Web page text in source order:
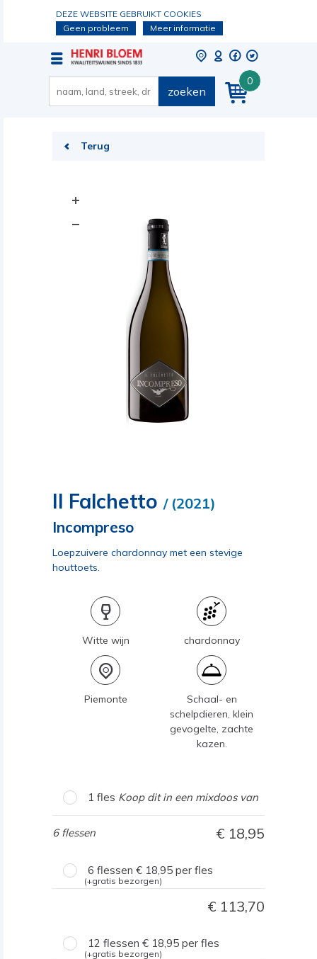
DEZE WEBSITE GEBRUIKT COOKIES
Geen probleem
Meer informatie
0
zoeken
Terug
Il Falchetto / (2021)
Incompreso
Loepzuivere chardonnay met een stevige
houttoets.
Witte wijn chardonnay
Piemonte
Schaal- en
schelpdieren, klein
gevogelte, zachte
kazen.
1 fles Koop dit in een mixdoos van
6 flessen 18,95
6 flessen 18,95 per fles
(+gratis bezorgen)
113,70
12 flessen 18,95 per fles
(+gratis bezorgen)